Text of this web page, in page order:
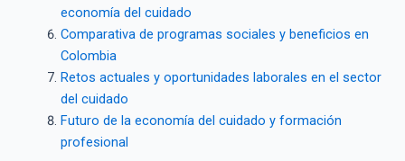
economía del cuidado
Comparativa de programas sociales y beneficios en
Colombia
Retos actuales y oportunidades laborales en el sector
del cuidado
Futuro de la economía del cuidado y formación
profesional